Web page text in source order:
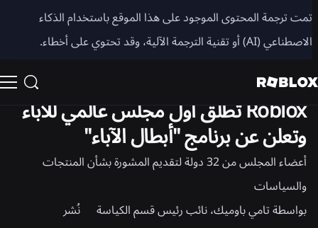
تمت ترجمة المحتوى الموجود على هذا الموقع باستخدام الذكاء
الاصطناعي (AI) أو تقنية الترجمة الآلية، وقد تحتوي على أخطاء.
مشاركة
Roblox تطلق أول مجلس عالمي للآباء
وتعلن عن برنامج "أبطال الآباء"
أعضاء المجلس من 32 دولة لتقديم المشورة بشأن المنتجات
والسياسات
بواسطةتامي باوميك، نائب رئيس قسم الكياسة
نُشر